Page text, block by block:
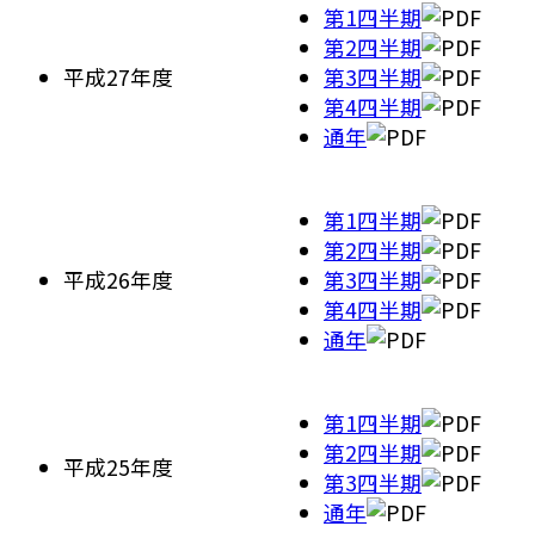
平成27年度
第1四半期
第2四半期
第3四半期
第4四半期
通年
平成26年度
第1四半期
第2四半期
第3四半期
第4四半期
通年
平成25年度
第1四半期
第2四半期
第3四半期
通年